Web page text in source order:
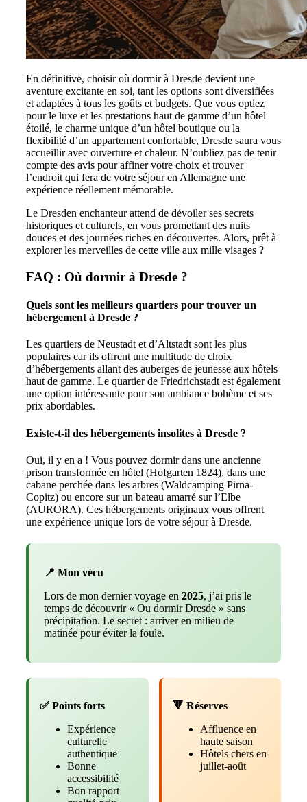
En définitive, choisir où dormir à Dresde devient une
aventure excitante en soi, tant les options sont diversifiées
et adaptées à tous les goûts et budgets. Que vous optiez
pour le luxe et les prestations haut de gamme d’un hôtel
étoilé, le charme unique d’un hôtel boutique ou la
flexibilité d’un appartement confortable, Dresde saura vous
accueillir avec ouverture et chaleur. N’oubliez pas de tenir
compte des avis pour affiner votre choix et trouver
l’endroit qui fera de votre séjour en Allemagne une
expérience réellement mémorable.
Le Dresden enchanteur attend de dévoiler ses secrets
historiques et culturels, en vous promettant des nuits
douces et des journées riches en découvertes. Alors, prêt à
explorer les merveilles de cette ville aux mille visages ?
FAQ : Où dormir à Dresde ?
Quels sont les meilleurs quartiers pour trouver un
hébergement à Dresde ?
Les quartiers de Neustadt et d’Altstadt sont les plus
populaires car ils offrent une multitude de choix
d’hébergements allant des auberges de jeunesse aux hôtels
haut de gamme. Le quartier de Friedrichstadt est également
une option intéressante pour son ambiance bohème et ses
prix abordables.
Existe-t-il des hébergements insolites à Dresde ?
Oui, il y en a ! Vous pouvez dormir dans une ancienne
prison transformée en hôtel (Hofgarten 1824), dans une
cabane perchée dans les arbres (Waldcamping Pirna-
Copitz) ou encore sur un bateau amarré sur l’Elbe
(AURORA). Ces hébergements originaux vous offrent
une expérience unique lors de votre séjour à Dresde.
📍 Mon vécu
Lors de mon dernier voyage en 2025, j’ai pris le
temps de découvrir « Ou dormir Dresde » sans
précipitation. Le secret : arriver en milieu de
matinée pour éviter la foule.
✅ Points forts
Expérience
culturelle
authentique
Bonne
accessibilité
Bon rapport
🔻 Réserves
Affluence en
haute saison
Hôtels chers en
juillet-août